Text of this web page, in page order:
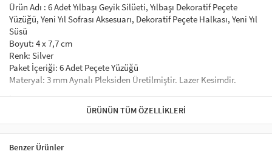
Ürün Adı : 6 Adet Yılbaşı Geyik Silüeti, Yılbaşı Dekoratif Peçete
Yüzüğü, Yeni Yıl Sofrası Aksesuarı, Dekoratif Peçete Halkası, Yeni Yıl
Süsü
Boyut: 4 x 7,7 cm
Renk: Silver
Paket İçeriği: 6 Adet Peçete Yüzüğü
Materyal: 3 mm Aynalı Pleksiden Üretilmiştir. Lazer Kesimdir.
İster Servislerinizi ve Peçeteleriniz koyup sevdiklerinize güzel
sunumlar hazırlayın. İsterseniz Yılbaşı Sofralarınız için kullanın.
Yılbaşı Sofralarınızı renklendirecek birbirinden farklı aynalı
pleksi peçete yüzüğü ile sizde sofralarınıza renk katabilir.
ÜRÜNÜN TÜM ÖZELLIKLERI
Benzer Ürünler